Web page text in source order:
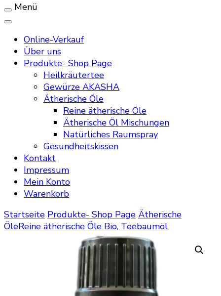
Menü
Online-Verkauf
Über uns
Produkte- Shop Page
Heilkräutertee
Gewürze AKASHA
Ätherische Öle
Reine ätherische Öle
Ätherische Öl Mischungen
Natürliches Raumspray
Gesundheitskissen
Kontakt
Impressum
Mein Konto
Warenkorb
Startseite Produkte- Shop Page Ätherische
ÖleReine ätherische Öle Bio, Teebaumöl